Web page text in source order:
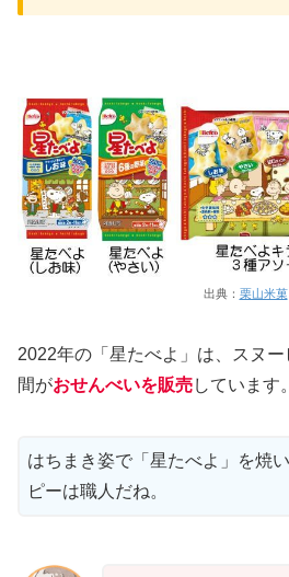
出典： 栗山米菓
2022年の「星たべよ」は、スヌ
間がおせんべいを販売しています。
はちまき姿で「星たべよ」を焼
ピーは職人だね。